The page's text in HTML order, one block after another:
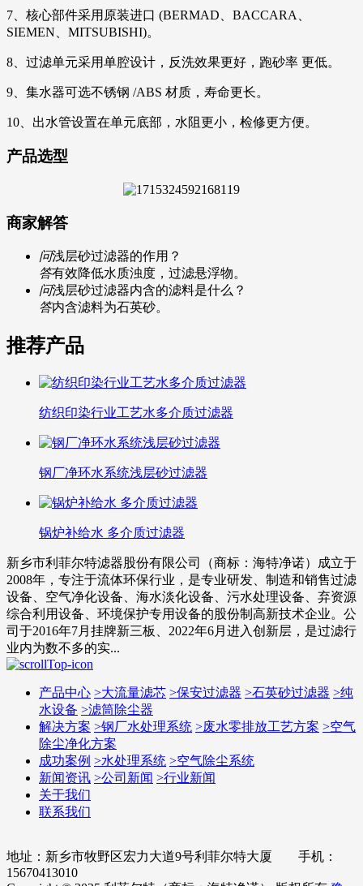
7、核心部件采用原装进口 (BERMAD、BACCARA、
SIEMEN、MITSUBISHI)。
8、过滤单元采用单腔设计，反洗效果更好，跑砂率 更低。
9、集水器可选不锈钢 /ABS 材质，寿命更长。
10、出水管设置在单元底部，水阻更小，检修更方便。
产品选型
商家解答
问浅层砂过滤器的作用？
答有效降低水质浊度，过滤悬浮物。
问浅层砂过滤器内含的滤料是什么？
答内含滤料为石英砂。
推荐产品
纺织印染行业工艺水多介质过滤器
钢厂净环水系统浅层砂过滤器
锅炉补给水 多介质过滤器
新乡市利菲尔特滤器股份有限公司（商标：海特净诺）成立于
2008年，专注于流体环保行业，是专业研发、制造和销售过滤
设备、空气净化设备、海水淡化设备、污水处理设备、弃资源
综合利用设备、环境保护专用设备的股份制高新技术企业。公
司于2016年7月挂牌新三板、2022年6月进入创新层，是过滤行
业内为数不多的实...
产品中心 >大流量滤芯 >保安过滤器 >石英砂过滤器 >纯
水设备 >滤筒除尘器
解决方案 >钢厂水处理系统 >废水零排放工艺方案 >空气
除尘净化方案
成功案例 >水处理系统 >空气除尘系统
新闻资讯 >公司新闻 >行业新闻
关于我们
联系我们
地址：新乡市牧野区宏力大道9号利菲尔特大厦 手机：
15670413010